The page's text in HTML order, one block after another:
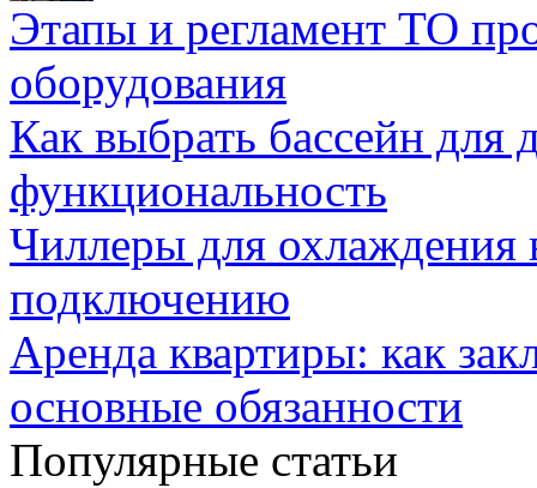
Этапы и регламент ТО
оборудования
Как выбрать бассейн для
функциональность
Чиллеры для охлаждения
подключению
Аренда квартиры: как
основные обязанности
Популярные статьи